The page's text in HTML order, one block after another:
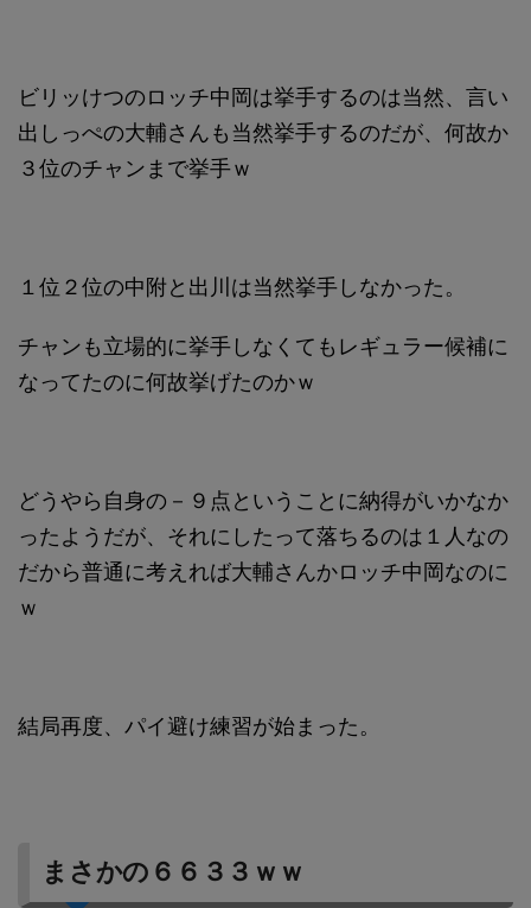
ビリッけつのロッチ中岡は挙手するのは当然、言い
出しっぺの大輔さんも当然挙手するのだが、何故か
３位のチャンまで挙手ｗ
１位２位の中附と出川は当然挙手しなかった。
チャンも立場的に挙手しなくてもレギュラー候補に
なってたのに何故挙げたのかｗ
どうやら自身の－９点ということに納得がいかなか
ったようだが、それにしたって落ちるのは１人なの
だから普通に考えれば大輔さんかロッチ中岡なのに
ｗ
結局再度、パイ避け練習が始まった。
まさかの６６３３ｗｗ